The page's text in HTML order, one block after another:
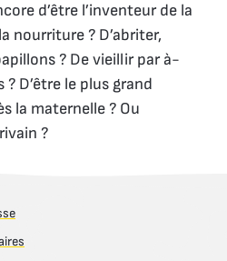
d’être l’inventeur de la
nourriture ? D’abriter,
? De vieillir par à-
D’être le plus grand
la maternelle ? Ou
?